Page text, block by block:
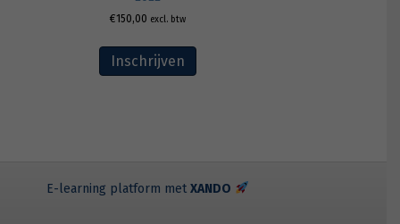
€150,00 excl. btw
Inschrijven
E-learning platform met XANDO